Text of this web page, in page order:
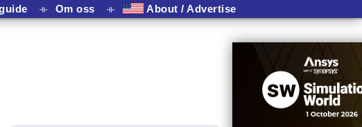
⟛ Om oss ⟛ About / Advertise